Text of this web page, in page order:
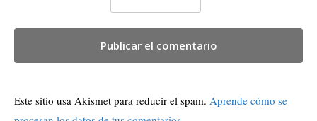
Este sitio usa Akismet para reducir el spam. Aprende cómo se